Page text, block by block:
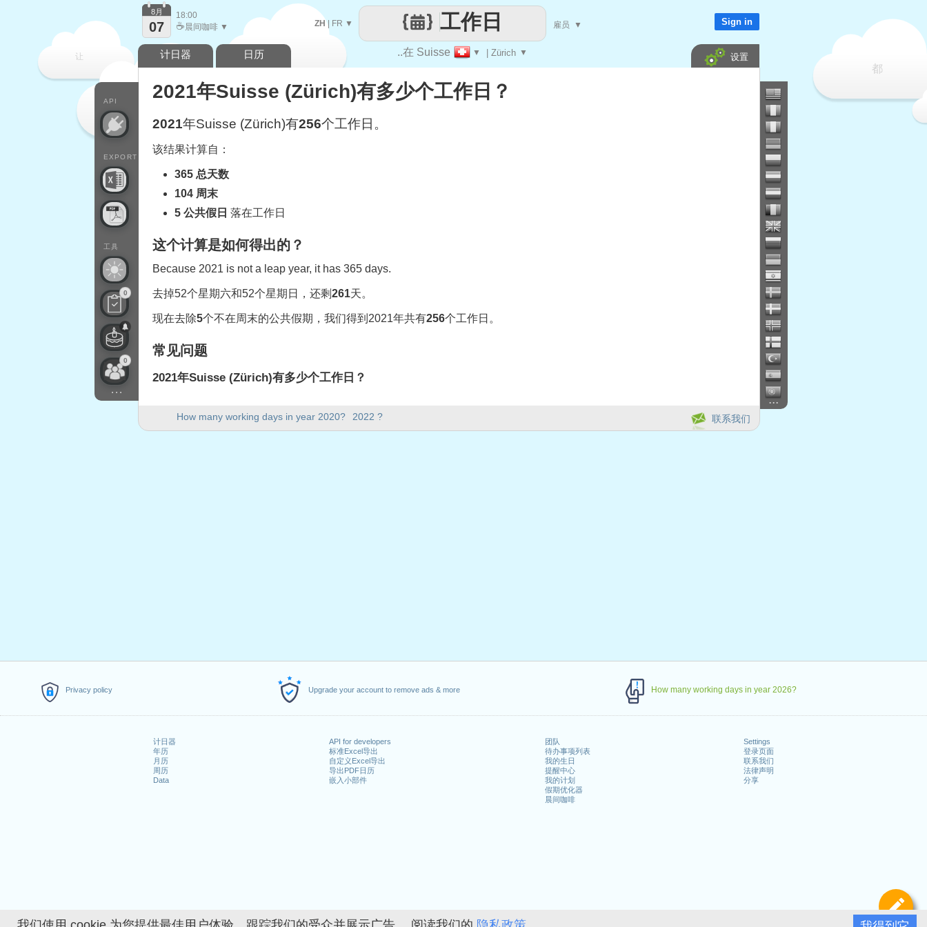
Privacy policy Upgrade your account to remove ads & more How many working days in year 2026?
计日器
年历
月历
周历
Data
API for developers
标准Excel导出
自定义Excel导出
导出PDF日历
嵌入小部件
团队
待办事项列表
我的生日
提醒中心
我的计划
假期优化器
晨间咖啡
Settings
登录页面
联系我们
法律声明
分享
定
让
每一天
都
..在 Suisse ▼ | Zürich ▼
工作日
ZH | FR ▼ 雇员 ▼
API
EXPORT
工具
0
0
...
8月
07
18:00
☕晨间咖啡 ▼ Sign in
计日器 日历 设置
How many working days in year 2020? 2022 ?
...
联系我们
2021年Suisse (Zürich)有多少个工作日？
2021年Suisse (Zürich)有256个工作日。
该结果计算自：
365 总天数
104 周末
5 公共假日 落在工作日
这个计算是如何得出的？
Because 2021 is not a leap year, it has 365 days.
去掉52个星期六和52个星期日，还剩261天。
现在去除5个不在周末的公共假期，我们得到2021年共有256个工作日。
常见问题
2021年Suisse (Zürich)有多少个工作日？
2021年有多少个周末日？
3. Fête nationale suisse : 2021年8月1日星期日
4. Noël : 2021年12月25日星期六
5. Saint Étienne : 2021年12月26日星期日